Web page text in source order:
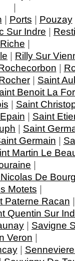
|
| Ports | Pouzay
Sur Indre |
Riche |
| Rilly Sur
|
| Saint
Benoit La
| Saint
| Saint
| Saint
Germain |
Martin Le
|
De
Motets |
Paterne Racan
Quentin Sur
| Savigne
Veron |
|